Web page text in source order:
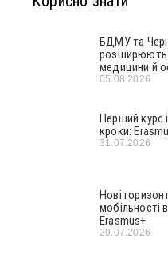
БДМУ та
розширюють
медицини й
05.08.2026
Перший курс
кроки:
31.07.2026
Нові
мобільності
Erasmus+
29.07.2026